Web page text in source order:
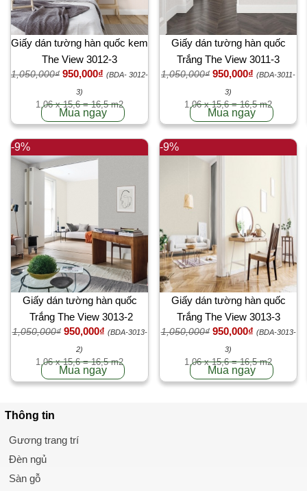
Giấy dán tường hàn quốc kem
The View 3012-3
1,050,000₫ 950,000₫ (BDA- 3012-
3)
1,06 x 15,6 = 16,5 m2
Mua ngay
Giấy dán tường hàn quốc
Trắng The View 3011-3
1,050,000₫ 950,000₫ (BDA-3011-
3)
1,06 x 15,6 = 16,5 m2
Mua ngay
-9%
Giấy dán tường hàn quốc
Trắng The View 3013-2
1,050,000₫ 950,000₫ (BDA-3013-
2)
1,06 x 15,6 = 16,5 m2
Mua ngay
-9%
Giấy dán tường hàn quốc
Trắng The View 3013-3
1,050,000₫ 950,000₫ (BDA-3013-
3)
1,06 x 15,6 = 16,5 m2
Mua ngay
Thông tin
Gương trang trí
Đèn ngủ
Sàn gỗ